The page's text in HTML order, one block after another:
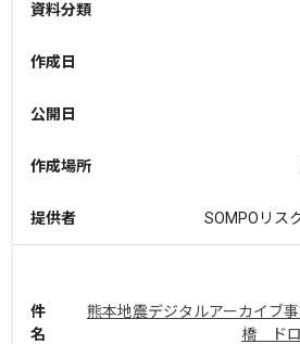
資料分類
作成日
公開日
作成場所
提供者 SOMPOリス
件
名
熊本地震デジタルアーカイブ
橋 ド